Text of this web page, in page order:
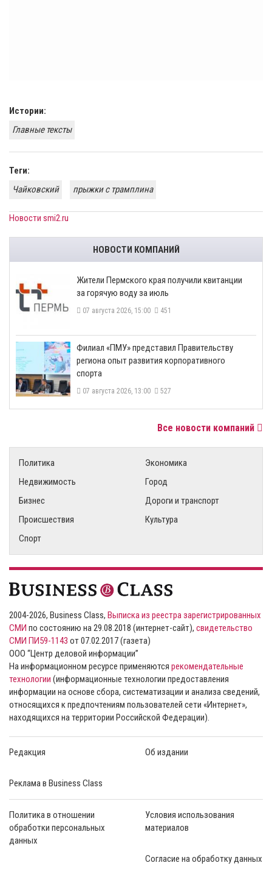
Истории:
Главные тексты
Теги:
Чайковский
прыжки с трамплина
Новости smi2.ru
НОВОСТИ КОМПАНИЙ
​Жители Пермского края получили квитанции
за горячую воду за июль
07 августа 2026, 15:00 451
​Филиал «ПМУ» представил Правительству
региона опыт развития корпоративного
спорта
07 августа 2026, 13:00 527
Все новости компаний
Политика
Экономика
Недвижимость
Город
Бизнес
Дороги и транспорт
Происшествия
Культура
Спорт
2004-2026, Business Class, Выписка из реестра зарегистрированных
СМИ по состоянию на 29.08.2018 (интернет-сайт), свидетельство
СМИ ПИ59-1143 от 07.02.2017 (газета)
ООО “Центр деловой информации”
На информационном ресурсе применяются рекомендательные
технологии (информационные технологии предоставления
информации на основе сбора, систематизации и анализа сведений,
относящихся к предпочтениям пользователей сети «Интернет»,
находящихся на территории Российской Федерации).
Редакция Об издании
Реклама в Business Class
Политика в отношении
обработки персональных
данных
Условия использования
материалов
Согласие на обработку данных